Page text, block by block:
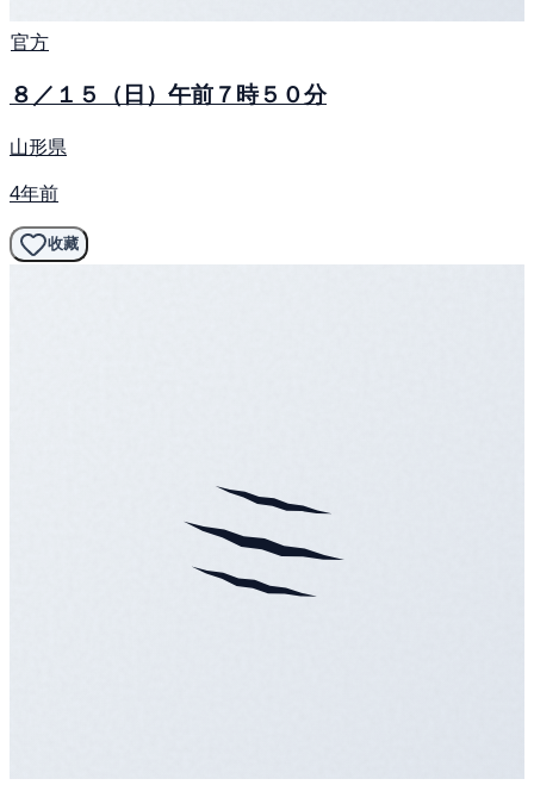
官方
８／１５（日）午前７時５０分
山形県
4年前
收藏